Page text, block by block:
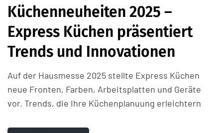
Küchenneuheiten 2025 –
Express Küchen präsentiert
Trends und Innovationen
Auf der Hausmesse 2025 stellte Express Küchen
neue Fronten, Farben, Arbeitsplatten und Geräte
vor. Trends, die Ihre Küchenplanuung erleichtern